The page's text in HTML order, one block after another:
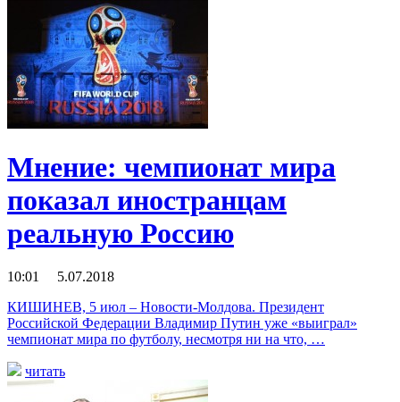
Мнение: чемпионат мира
показал иностранцам
реальную Россию
10:01 5.07.2018
КИШИНЕВ, 5 июл – Новости-Молдова. Президент
Российской Федерации Владимир Путин уже «выиграл»
чемпионат мира по футболу, несмотря ни на что, …
читать